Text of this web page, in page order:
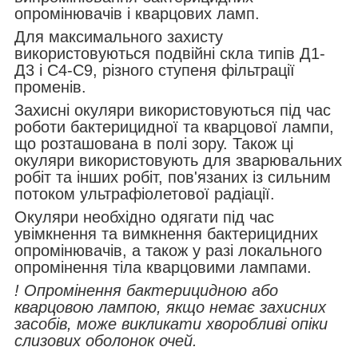
опромінювачів і кварцових ламп.
Для максимального захисту
використовуються подвійні скла типів Д1-
Д3 і С4-С9, різного ступеня фільтрації
променів.
Захисні окуляри використовуються під час
роботи бактерицидної та кварцової лампи,
що розташована в полі зору. Також ці
окуляри використовують для зварювальних
робіт та інших робіт, пов'язаних із сильним
потоком ультрафіолетової радіації.
Окуляри необхідно одягати під час
увімкнення та вимкнення бактерицидних
опромінювачів, а також у разі локального
опромінення тіла кварцовими лампами.
! Опромінення бактерицидною або
кварцовою лампою, якщо немає захисних
засобів, може викликати хворобливі опіки
слизових оболонок очей.